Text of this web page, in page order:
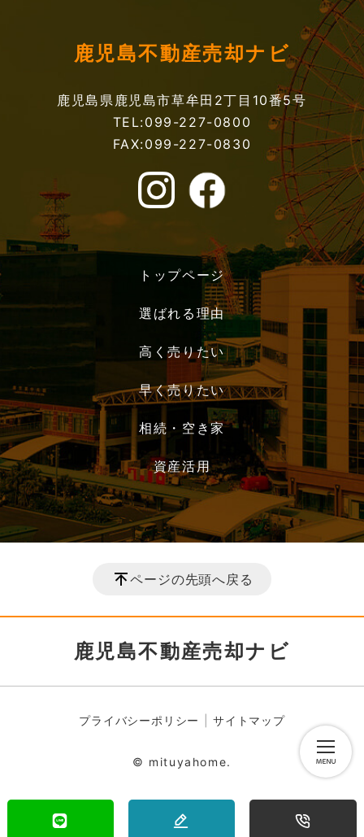
鹿児島不動産売却ナビ
鹿児島県鹿児島市草牟田2丁目10番5号
TEL:099-227-0800
FAX:099-227-0830
トップページ
選ばれる理由
高く売りたい
早く売りたい
相続・空き家
資産活用
ページの先頭へ戻る
鹿児島不動産売却ナビ
プライバシーポリシー サイトマップ
© mituyahome.